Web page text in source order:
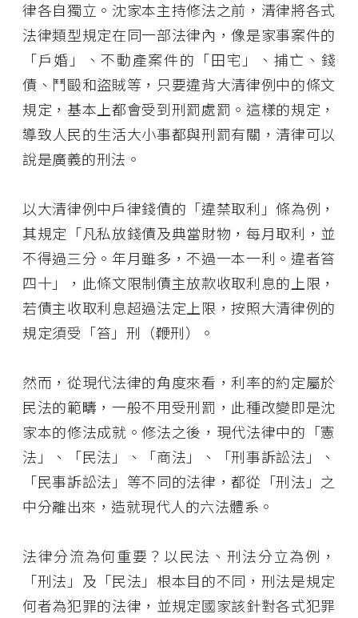
律各自獨立。沈家本主持修法之前，清律將各式
法律類型規定在同一部法律內，像是家事案件的
「戶婚」、不動產案件的「田宅」、捕亡、錢
債、鬥毆和盜賊等，只要違背大清律例中的條文
規定，基本上都會受到刑罰處罰。這樣的規定，
導致人民的生活大小事都與刑罰有關，清律可以
說是廣義的刑法。
以大清律例中戶律錢債的「違禁取利」條為例，
其規定「凡私放錢債及典當財物，每月取利，並
不得過三分。年月雖多，不過一本一利。違者笞
四十」，此條文限制債主放款收取利息的上限，
若債主收取利息超過法定上限，按照大清律例的
規定須受「笞」刑（鞭刑）。
然而，從現代法律的角度來看，利率的約定屬於
民法的範疇，一般不用受刑罰，此種改變即是沈
家本的修法成就。修法之後，現代法律中的「憲
法」、「民法」、「商法」、「刑事訴訟法」、
「民事訴訟法」等不同的法律，都從「刑法」之
中分離出來，造就現代人的六法體系。
法律分流為何重要？以民法、刑法分立為例，
「刑法」及「民法」根本目的不同，刑法是規定
何者為犯罪的法律，並規定國家該針對各式犯罪